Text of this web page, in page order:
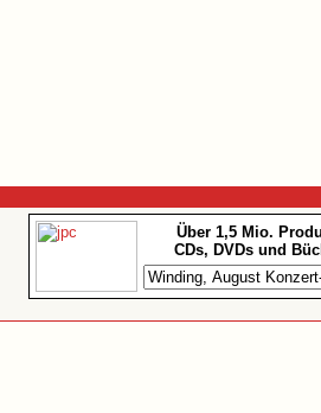
Über 1,5 Mio.
CDs, DVDs und